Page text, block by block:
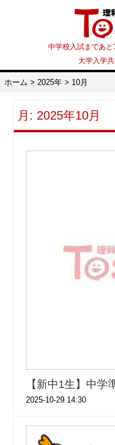
中学校入試まであ
大学入学
ホーム > 2025年> 10月
月: 2025年10月
【新中1生】中学
2025-10-29 14:30